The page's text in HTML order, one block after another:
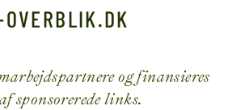
og finansieres
sponsorerede links.